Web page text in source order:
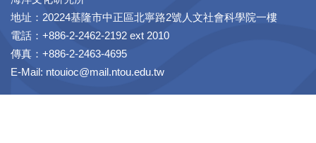
地址：20224基隆市中正區北寧路2號人文社會科學院一樓
電話：+886-2-2462-2192 ext 2010
傳真：+886-2-2463-4695
E-Mail: ntouioc@mail.ntou.edu.tw